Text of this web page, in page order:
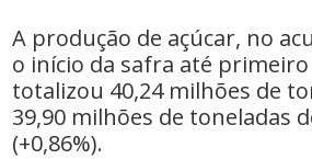
A produção de açúcar, no
o início da safra até
totalizou 40,24 milhões de
39,90 milhões de toneladas
(+0,86%).